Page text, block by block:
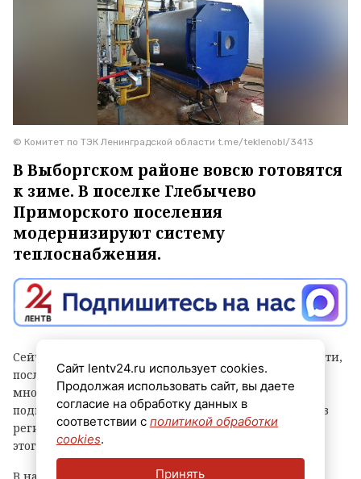
© Комитет по ТЭК Ленинградской области t.me/teklenobl/3413
В Выборгском районе вовсю готовятся
к зиме. В поселке Глебычево
Приморского поселения
модернизируют систему
теплоснабжения.
Сейчас рабочие реконструируют участок тепловой сети,
после завершения работ на котором 15
многоквартирных домов бывшего военного городка
подключат к газовой котельной. Об этом рассказали в
региональном комитете по ТЭК. Отмечается, что до
этого дома отапливали от угольной котельной.
В начале лета в котельной заменили водогрейный
Сайт lentv24.ru использует cookies.
Продолжая использовать сайт, вы даете
согласие на обработку данных в
соответствии с политикой обработки
cookies.
Принять